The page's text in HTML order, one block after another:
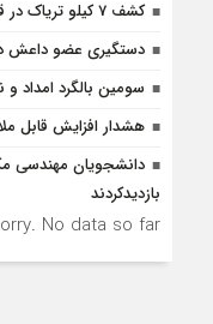
کشف 7 کیلو تریاک در قوطی‌‌های چسب فوری در سوادکوه
دستگیری عضو داعش
سومین بالگرد امداد
هشدار افزایش قابل
دانشجویان مهندسی
بازديدكردند
No data so far.